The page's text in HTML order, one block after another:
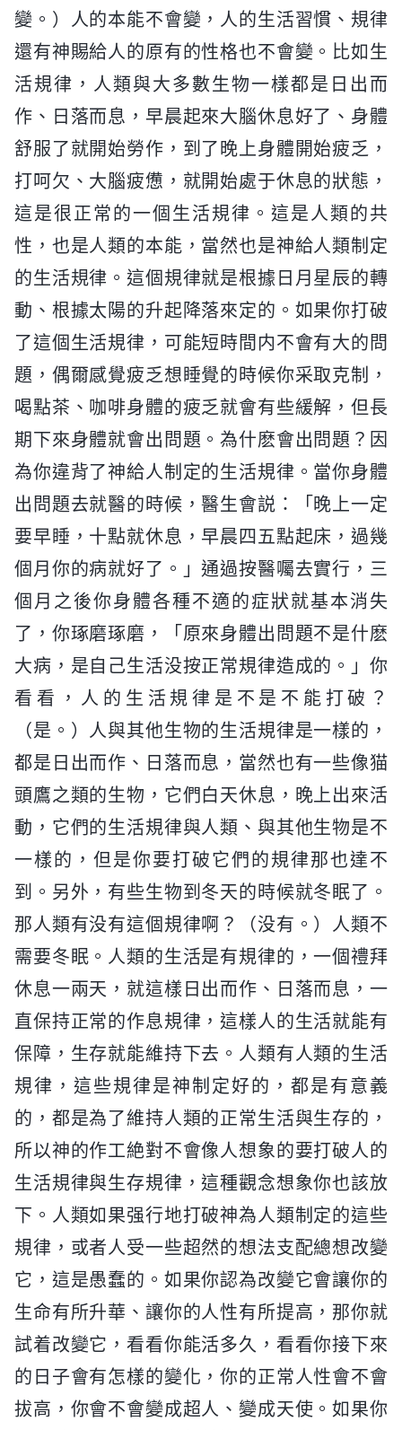
變。）人的本能不會變，人的生活習慣、規律
還有神賜給人的原有的性格也不會變。比如生
活規律，人類與大多數生物一樣都是日出而
作、日落而息，早晨起來大腦休息好了、身體
舒服了就開始勞作，到了晚上身體開始疲乏，
打呵欠、大腦疲憊，就開始處于休息的狀態，
這是很正常的一個生活規律。這是人類的共
性，也是人類的本能，當然也是神給人類制定
的生活規律。這個規律就是根據日月星辰的轉
動、根據太陽的升起降落來定的。如果你打破
了這個生活規律，可能短時間内不會有大的問
題，偶爾感覺疲乏想睡覺的時候你采取克制，
喝點茶、咖啡身體的疲乏就會有些緩解，但長
期下來身體就會出問題。為什麽會出問題？因
為你違背了神給人制定的生活規律。當你身體
出問題去就醫的時候，醫生會説：「晚上一定
要早睡，十點就休息，早晨四五點起床，過幾
個月你的病就好了。」通過按醫囑去實行，三
個月之後你身體各種不適的症狀就基本消失
了，你琢磨琢磨，「原來身體出問題不是什麽
大病，是自己生活没按正常規律造成的。」你
看看，人的生活規律是不是不能打破？
（是。）人與其他生物的生活規律是一樣的，
都是日出而作、日落而息，當然也有一些像猫
頭鷹之類的生物，它們白天休息，晚上出來活
動，它們的生活規律與人類、與其他生物是不
一樣的，但是你要打破它們的規律那也達不
到。另外，有些生物到冬天的時候就冬眠了。
那人類有没有這個規律啊？（没有。）人類不
需要冬眠。人類的生活是有規律的，一個禮拜
休息一兩天，就這樣日出而作、日落而息，一
直保持正常的作息規律，這樣人的生活就能有
保障，生存就能維持下去。人類有人類的生活
規律，這些規律是神制定好的，都是有意義
的，都是為了維持人類的正常生活與生存的，
所以神的作工絶對不會像人想象的要打破人的
生活規律與生存規律，這種觀念想象你也該放
下。人類如果强行地打破神為人類制定的這些
規律，或者人受一些超然的想法支配總想改變
它，這是愚蠢的。如果你認為改變它會讓你的
生命有所升華、讓你的人性有所提高，那你就
試着改變它，看看你能活多久，看看你接下來
的日子會有怎樣的變化，你的正常人性會不會
拔高，你會不會變成超人、變成天使。如果你